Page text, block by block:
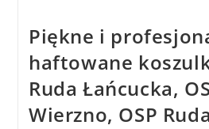
Piękne i
haftowane
Ruda Łańcucka,
Wierzno, OSP